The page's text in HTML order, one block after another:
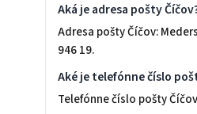
Aká je adresa pošty
Adresa pošty Číčov:
946 19.
Aké je telefónne číslo
Telefónne číslo pošty